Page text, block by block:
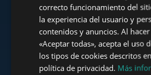
www.tower-investments.com
correcto funcionamiento del
la experiencia del usuario y
contenidos y anuncios. Al
«Aceptar todas», acepta el uso
los tipos de cookies descritos
política de privacidad. Más